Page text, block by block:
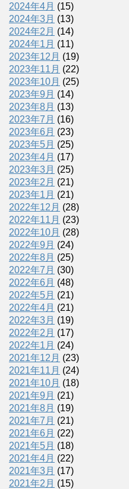
2024年4月 (15)
2024年3月 (13)
2024年2月 (14)
2024年1月 (11)
2023年12月 (19)
2023年11月 (22)
2023年10月 (25)
2023年9月 (14)
2023年8月 (13)
2023年7月 (16)
2023年6月 (23)
2023年5月 (25)
2023年4月 (17)
2023年3月 (25)
2023年2月 (21)
2023年1月 (21)
2022年12月 (28)
2022年11月 (23)
2022年10月 (28)
2022年9月 (24)
2022年8月 (25)
2022年7月 (30)
2022年6月 (48)
2022年5月 (21)
2022年4月 (21)
2022年3月 (19)
2022年2月 (17)
2022年1月 (24)
2021年12月 (23)
2021年11月 (24)
2021年10月 (18)
2021年9月 (21)
2021年8月 (19)
2021年7月 (21)
2021年6月 (22)
2021年5月 (18)
2021年4月 (22)
2021年3月 (17)
2021年2月 (15)